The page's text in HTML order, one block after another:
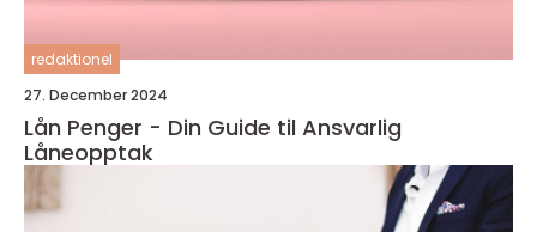
redaktionel
27. December 2024
Lån Penger - Din Guide til Ansvarlig
Låneopptak